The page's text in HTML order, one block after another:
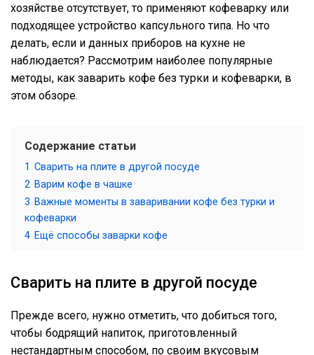
хозяйстве отсутствует, то применяют кофеварку или
подходящее устройство капсульного типа. Но что
делать, если и данных приборов на кухне не
наблюдается? Рассмотрим наиболее популярные
методы, как заварить кофе без турки и кофеварки, в
этом обзоре.
Содержание статьи
1 Сварить на плите в другой посуде
2 Варим кофе в чашке
3 Важные моменты в заваривании кофе без турки и
кофеварки
4 Ещё способы заварки кофе
Сварить на плите в другой посуде
Прежде всего, нужно отметить, что добиться того,
чтобы бодрящий напиток, приготовленный
нестандартным способом, по своим вкусовым